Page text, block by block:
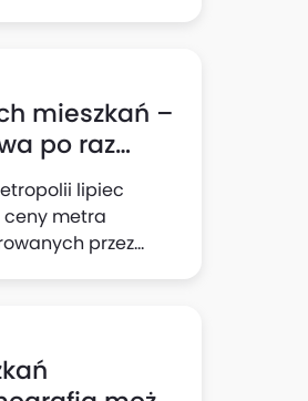
mieszkań –
(wstępne
lipiec
ceny metra
przez
od ośmiu